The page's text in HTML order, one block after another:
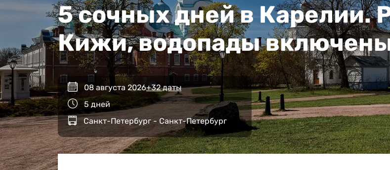
5 сочных дней в Карелии.
Кижи, водопады
08 августа 2026+32 даты
5 дней
Санкт-Петербург - Санкт-Петербург